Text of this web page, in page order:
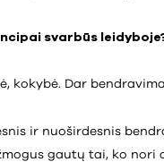
svarbūs
kokybė. Dar
ir nuoširdesnis
gautų tai, ko nori